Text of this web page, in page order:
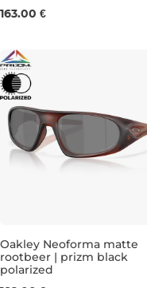
163.00 €
Oakley Neoforma matte
rootbeer | prizm black
polarized